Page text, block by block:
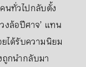
นทั่วไปกลับตั้ง
งล้อปีศาจ’ แทน
ยได้รับความนิยม
กนำกลับมา